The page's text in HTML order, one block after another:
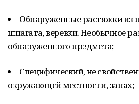
Обнаруженные растяжки из
шпагата, веревки. Необычное
обнаруженного предмета;
Специфический, не
окружающей местности, запах;